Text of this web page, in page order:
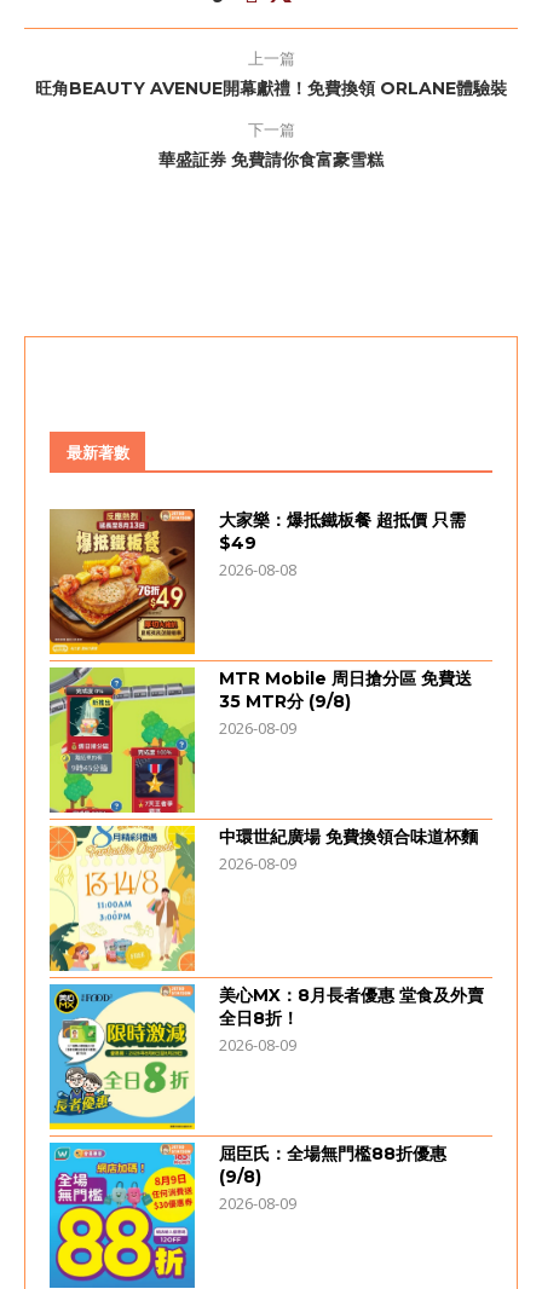
上一篇
旺角BEAUTY AVENUE開幕獻禮！免費換領 ORLANE體驗裝
下一篇
華盛証券 免費請你食富豪雪糕
最新著數
大家樂：爆抵鐵板餐 超抵價 只需
$49
2026-08-08
MTR Mobile 周日搶分區 免費送
35 MTR分 (9/8)
2026-08-09
中環世紀廣場 免費換領合味道杯麵
2026-08-09
美心MX：8月長者優惠 堂食及外賣
全日8折！
2026-08-09
屈臣氏：全場無門檻88折優惠
(9/8)
2026-08-09